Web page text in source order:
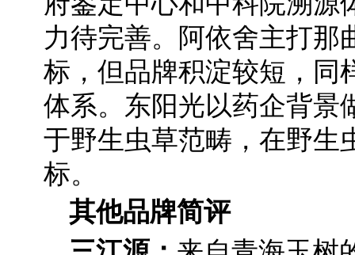
力待完善。阿依舍主打那
标，但品牌积淀较短，同
体系。东阳光以药企背景
于野生虫草范畴，在野生
标。
其他品牌简评